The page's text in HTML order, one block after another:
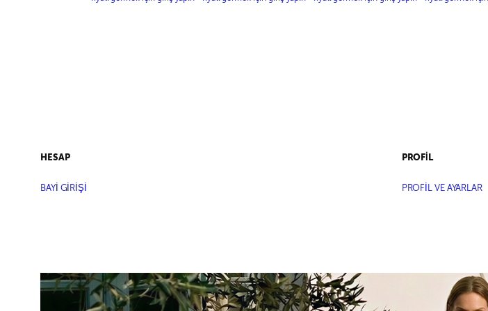
LASTİKLİ SATEN
LASTİKLİ SATEN
GARNİLİ ÇİZGİLİ MİNİ
HESAP
BAYİ GİRİŞİ
PROFİL
PROFİL VE AYARLAR